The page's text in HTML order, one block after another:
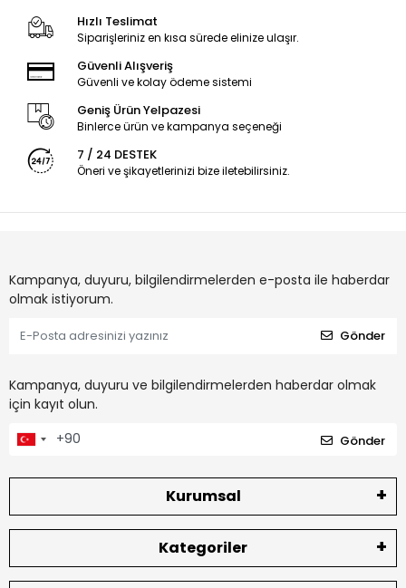
Hızlı Teslimat
Siparişleriniz en kısa sürede elinize ulaşır.
Güvenli Alışveriş
Güvenli ve kolay ödeme sistemi
Geniş Ürün Yelpazesi
Binlerce ürün ve kampanya seçeneği
7 / 24 DESTEK
Öneri ve şikayetlerinizi bize iletebilirsiniz.
Kampanya, duyuru, bilgilendirmelerden e-posta ile haberdar
olmak istiyorum.
Gönder
Kampanya, duyuru ve bilgilendirmelerden haberdar olmak
için kayıt olun.
Gönder
Kurumsal
Kategoriler